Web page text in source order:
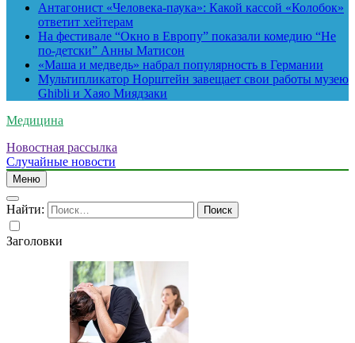
Антагонист «Человека-паука»: Какой кассой «Колобок»
ответит хейтерам
На фестивале “Окно в Европу” показали комедию “Не
по-детски” Анны Матисон
«Маша и медведь» набрал популярность в Германии
Мультипликатор Норштейн завещает свои работы музею
Ghibli и Хаяо Миядзаки
Медицина
Новостная рассылка
Случайные новости
Меню
Найти:
Заголовки